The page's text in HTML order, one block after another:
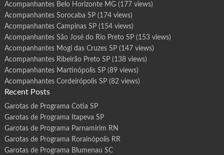
Acompanhantes Belo Horizonte MG(177 views)
Acompanhantes Sorocaba SP(174 views)
Acompanhantes Campinas SP(154 views)
Acompanhantes São José do Rio Preto SP(153 views)
Acompanhantes Mogi das Cruzes SP(147 views)
Acompanhantes Ribeirão Preto SP(138 views)
Acompanhantes Martinópolis SP(89 views)
Acompanhantes Cordeirópolis SP(82 views)
Recent Posts
Garotas de Programa Cotia SP
Garotas de Programa Itapeva SP
Garotas de Programa Parnamirim RN
Garotas de Programa Rorainópolis RR
Garotas de Programa Blumenau SC